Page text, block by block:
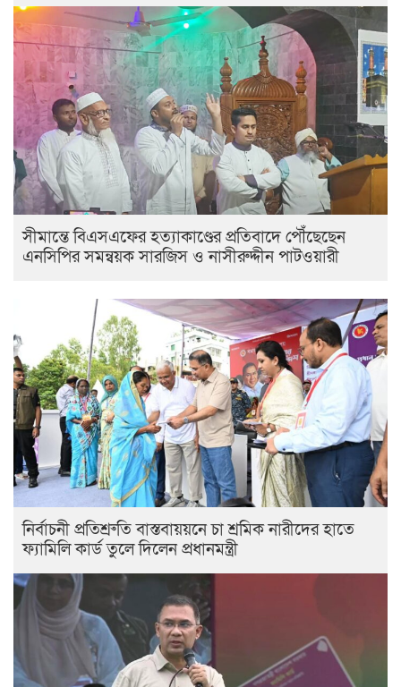
সীমান্তে বিএসএফের হত্যাকাণ্ডের প্রতিবাদে পৌঁছেছেন
এনসিপির সমন্বয়ক সারজিস ও নাসীরুদ্দীন পাটওয়ারী
নির্বাচনী প্রতিশ্রুতি বাস্তবায়য়নে চা শ্রমিক নারীদের হাতে
ফ্যামিলি কার্ড তুলে দিলেন প্রধানমন্ত্রী